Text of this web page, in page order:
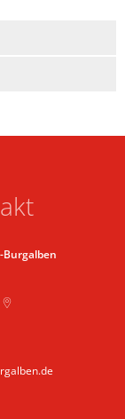
Burgalben